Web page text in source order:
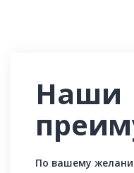
Наши
По вашему